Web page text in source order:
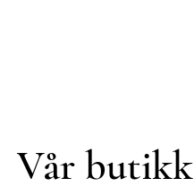
Vår butikk